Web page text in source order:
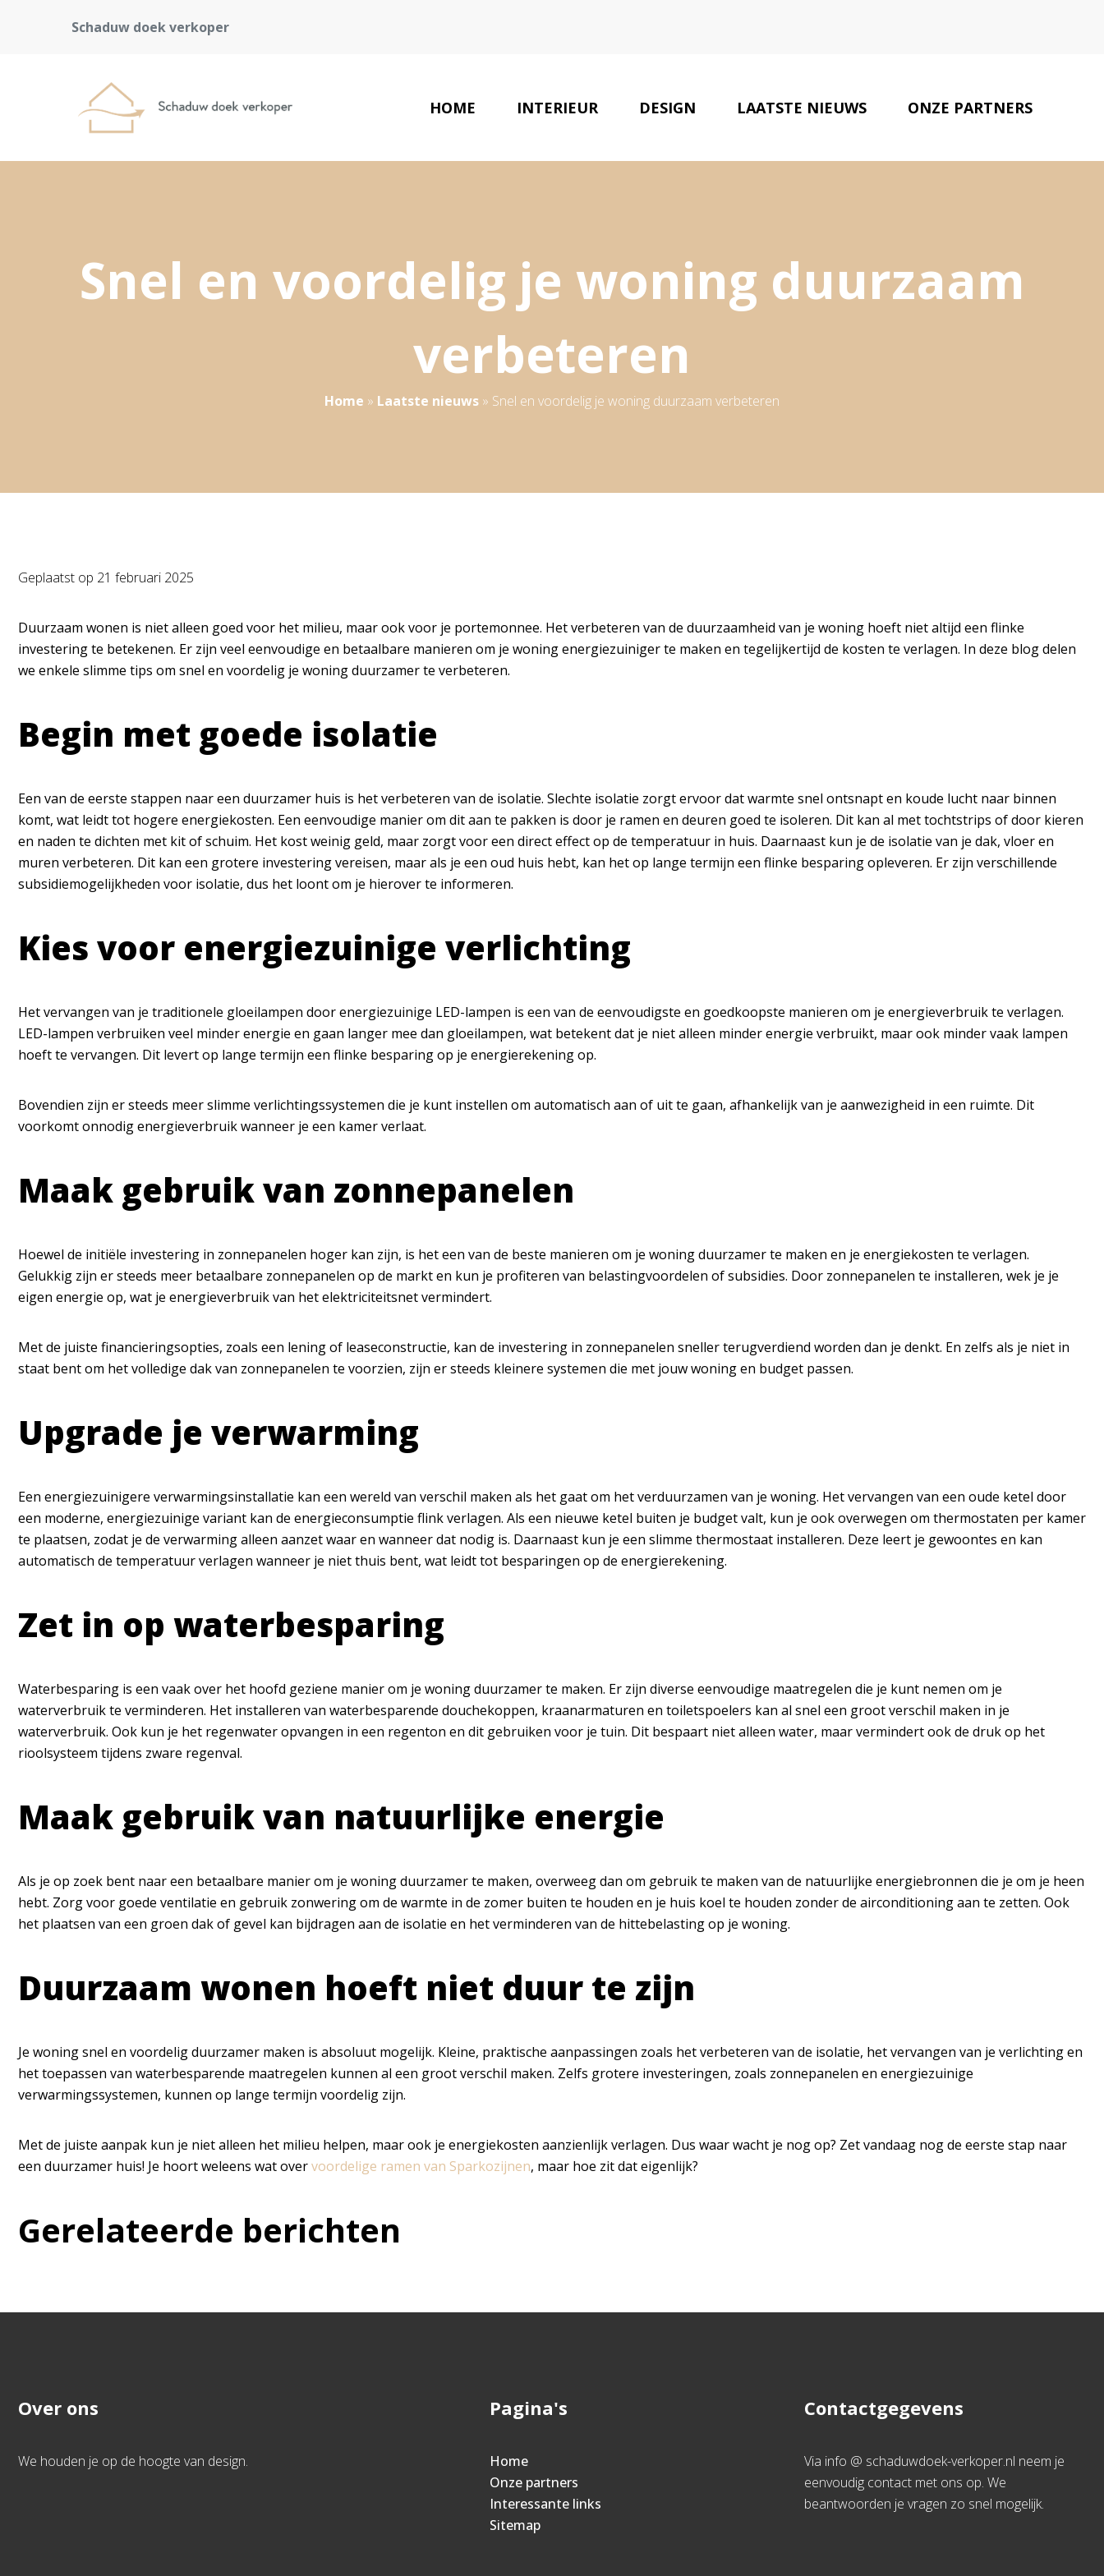
Schaduw doek verkoper
HOME INTERIEUR DESIGN LAATSTE NIEUWS ONZE PARTNERS
Snel en voordelig je woning duurzaam
verbeteren
Home » Laatste nieuws » Snel en voordelig je woning duurzaam verbeteren
Geplaatst op 21 februari 2025
Duurzaam wonen is niet alleen goed voor het milieu, maar ook voor je portemonnee. Het verbeteren van de duurzaamheid van je woning hoeft niet altijd een flinke
investering te betekenen. Er zijn veel eenvoudige en betaalbare manieren om je woning energiezuiniger te maken en tegelijkertijd de kosten te verlagen. In deze blog delen
we enkele slimme tips om snel en voordelig je woning duurzamer te verbeteren.
Begin met goede isolatie
Een van de eerste stappen naar een duurzamer huis is het verbeteren van de isolatie. Slechte isolatie zorgt ervoor dat warmte snel ontsnapt en koude lucht naar binnen
komt, wat leidt tot hogere energiekosten. Een eenvoudige manier om dit aan te pakken is door je ramen en deuren goed te isoleren. Dit kan al met tochtstrips of door kieren
en naden te dichten met kit of schuim. Het kost weinig geld, maar zorgt voor een direct effect op de temperatuur in huis. Daarnaast kun je de isolatie van je dak, vloer en
muren verbeteren. Dit kan een grotere investering vereisen, maar als je een oud huis hebt, kan het op lange termijn een flinke besparing opleveren. Er zijn verschillende
subsidiemogelijkheden voor isolatie, dus het loont om je hierover te informeren.
Kies voor energiezuinige verlichting
Het vervangen van je traditionele gloeilampen door energiezuinige LED-lampen is een van de eenvoudigste en goedkoopste manieren om je energieverbruik te verlagen.
LED-lampen verbruiken veel minder energie en gaan langer mee dan gloeilampen, wat betekent dat je niet alleen minder energie verbruikt, maar ook minder vaak lampen
hoeft te vervangen. Dit levert op lange termijn een flinke besparing op je energierekening op.
Bovendien zijn er steeds meer slimme verlichtingssystemen die je kunt instellen om automatisch aan of uit te gaan, afhankelijk van je aanwezigheid in een ruimte. Dit
voorkomt onnodig energieverbruik wanneer je een kamer verlaat.
Maak gebruik van zonnepanelen
Hoewel de initiële investering in zonnepanelen hoger kan zijn, is het een van de beste manieren om je woning duurzamer te maken en je energiekosten te verlagen.
Gelukkig zijn er steeds meer betaalbare zonnepanelen op de markt en kun je profiteren van belastingvoordelen of subsidies. Door zonnepanelen te installeren, wek je je
eigen energie op, wat je energieverbruik van het elektriciteitsnet vermindert.
Met de juiste financieringsopties, zoals een lening of leaseconstructie, kan de investering in zonnepanelen sneller terugverdiend worden dan je denkt. En zelfs als je niet in
staat bent om het volledige dak van zonnepanelen te voorzien, zijn er steeds kleinere systemen die met jouw woning en budget passen.
Upgrade je verwarming
Een energiezuinigere verwarmingsinstallatie kan een wereld van verschil maken als het gaat om het verduurzamen van je woning. Het vervangen van een oude ketel door
een moderne, energiezuinige variant kan de energieconsumptie flink verlagen. Als een nieuwe ketel buiten je budget valt, kun je ook overwegen om thermostaten per kamer
te plaatsen, zodat je de verwarming alleen aanzet waar en wanneer dat nodig is. Daarnaast kun je een slimme thermostaat installeren. Deze leert je gewoontes en kan
automatisch de temperatuur verlagen wanneer je niet thuis bent, wat leidt tot besparingen op de energierekening.
Zet in op waterbesparing
Waterbesparing is een vaak over het hoofd geziene manier om je woning duurzamer te maken. Er zijn diverse eenvoudige maatregelen die je kunt nemen om je
waterverbruik te verminderen. Het installeren van waterbesparende douchekoppen, kraanarmaturen en toiletspoelers kan al snel een groot verschil maken in je
waterverbruik. Ook kun je het regenwater opvangen in een regenton en dit gebruiken voor je tuin. Dit bespaart niet alleen water, maar vermindert ook de druk op het
rioolsysteem tijdens zware regenval.
Maak gebruik van natuurlijke energie
Als je op zoek bent naar een betaalbare manier om je woning duurzamer te maken, overweeg dan om gebruik te maken van de natuurlijke energiebronnen die je om je heen
hebt. Zorg voor goede ventilatie en gebruik zonwering om de warmte in de zomer buiten te houden en je huis koel te houden zonder de airconditioning aan te zetten. Ook
het plaatsen van een groen dak of gevel kan bijdragen aan de isolatie en het verminderen van de hittebelasting op je woning.
Duurzaam wonen hoeft niet duur te zijn
Je woning snel en voordelig duurzamer maken is absoluut mogelijk. Kleine, praktische aanpassingen zoals het verbeteren van de isolatie, het vervangen van je verlichting en
het toepassen van waterbesparende maatregelen kunnen al een groot verschil maken. Zelfs grotere investeringen, zoals zonnepanelen en energiezuinige
verwarmingssystemen, kunnen op lange termijn voordelig zijn.
Met de juiste aanpak kun je niet alleen het milieu helpen, maar ook je energiekosten aanzienlijk verlagen. Dus waar wacht je nog op? Zet vandaag nog de eerste stap naar
een duurzamer huis! Je hoort weleens wat overvoordelige ramen van Sparkozijnen, maar hoe zit dat eigenlijk?
Gerelateerde berichten
Over ons
We houden je op de hoogte van design.
Pagina's
Home
Onze partners
Interessante links
Sitemap
Contactgegevens
Via info @ schaduwdoek-verkoper.nl neem je
eenvoudig contact met ons op. We
beantwoorden je vragen zo snel mogelijk.